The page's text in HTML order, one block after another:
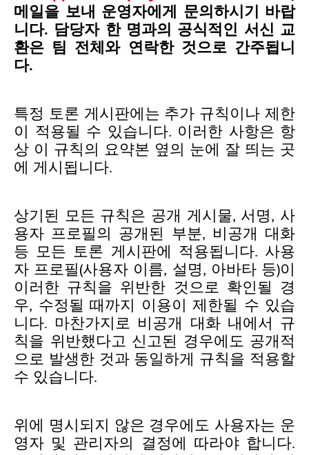
메일을 보내 운영자에게 문의하시기 바랍
니다. 담당자 한 명과의 공식적인 서신 교
환은 팀 전체와 연락한 것으로 간주됩니
다.
특정 토론 게시판에는 추가 규칙이나 제한
이 적용될 수 있습니다. 이러한 사항은 항
상 이 규칙의 요약본 옆의 눈에 잘 띄는 곳
에 게시됩니다.
상기된 모든 규칙은 공개 게시물, 서명, 사
용자 프로필의 공개된 부분, 비공개 대화
등 모든 토론 게시판에 적용됩니다. 사용
자 프로필(사용자 이름, 설명, 아바타 등)이
이러한 규칙을 위반한 것으로 확인될 경
우, 수정될 때까지 이용이 제한될 수 있습
니다. 마찬가지로 비공개 대화 내에서 규
칙을 위반했다고 신고된 경우에도 공개적
으로 발생한 것과 동일하게 규칙을 적용할
수 있습니다.
위에 명시되지 않은 경우에도 사용자는 운
영자 및 관리자의 결정에 따라야 합니다.